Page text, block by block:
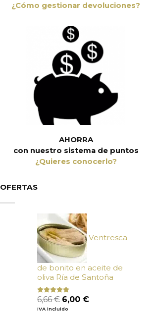
¿Cómo gestionar devoluciones?
AHORRA
con nuestro sistema de puntos
¿Quieres conocerlo?
OFERTAS
Ventresca
de bonito en aceite de
oliva Ría de Santoña
Valorado
con
de 5
6,66€ El
precio
6,00 €El
IVA incluido